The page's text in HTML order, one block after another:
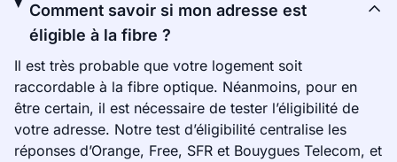
Comment savoir si mon adresse est
éligible à la fibre ?
Il est très probable que votre logement soit
raccordable à la fibre optique. Néanmoins, pour en
être certain, il est nécessaire de tester l’éligibilité de
votre adresse. Notre test d’éligibilité centralise les
réponses d’Orange, Free, SFR et Bouygues Telecom, et